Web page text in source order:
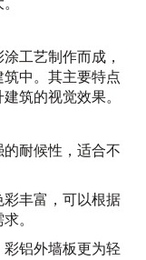
工艺制作而成，
中。其主要特点
筑的视觉效果。
耐候性，适合不
丰富，可以根据
。
铝外墙板更为轻